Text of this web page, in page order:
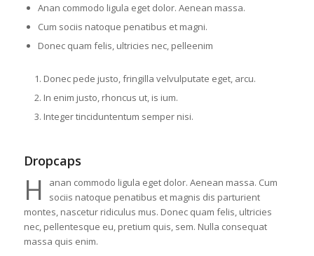
Anan commodo ligula eget dolor. Aenean massa.
Cum sociis natoque penatibus et magni.
Donec quam felis, ultricies nec, pelleenim
Donec pede justo, fringilla velvulputate eget, arcu.
In enim justo, rhoncus ut, is ium.
Integer tinciduntentum semper nisi.
Dropcaps
H
anan commodo ligula eget dolor. Aenean massa. Cum
sociis natoque penatibus et magnis dis parturient
montes, nascetur ridiculus mus. Donec quam felis, ultricies
nec, pellentesque eu, pretium quis, sem. Nulla consequat
massa quis enim.